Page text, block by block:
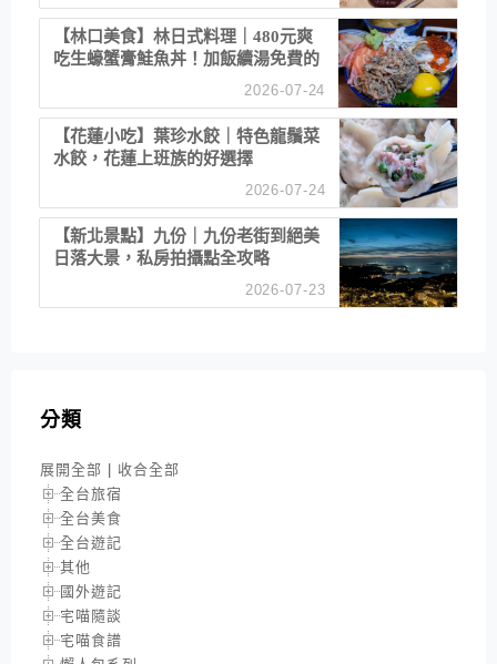
【林口美食】林日式料理｜480元爽
吃生蠔蟹膏鮭魚丼！加飯續湯免費的
2026-07-24
【花蓮小吃】葉珍水餃｜特色龍鬚菜
水餃，花蓮上班族的好選擇
2026-07-24
【新北景點】九份｜九份老街到絕美
日落大景，私房拍攝點全攻略
2026-07-23
分類
展開全部
收合全部
全台旅宿
全台美食
全台遊記
其他
國外遊記
宅喵隨談
宅喵食譜